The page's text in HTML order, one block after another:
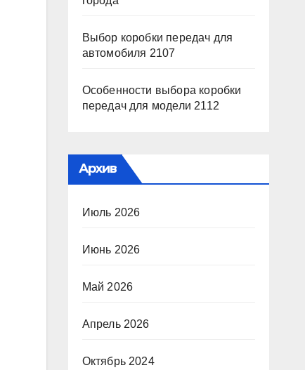
Выбор коробки передач для
автомобиля 2107
Особенности выбора коробки
передач для модели 2112
Архив
Июль 2026
Июнь 2026
Май 2026
Апрель 2026
Октябрь 2024